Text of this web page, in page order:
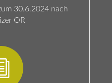
30.6.2024 nach
OR